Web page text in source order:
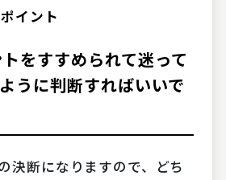
イント
をすすめられて迷って
うに判断すればいいで
決断になりますので、どち